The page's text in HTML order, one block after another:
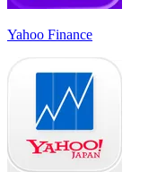
Yahoo Finance